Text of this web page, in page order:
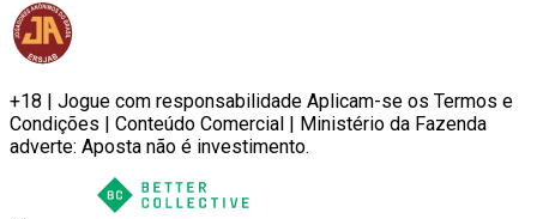
+18 | Jogue com responsabilidade Aplicam-se os Termos e
Condições | Conteúdo Comercial | Ministério da Fazenda
adverte: Aposta não é investimento.